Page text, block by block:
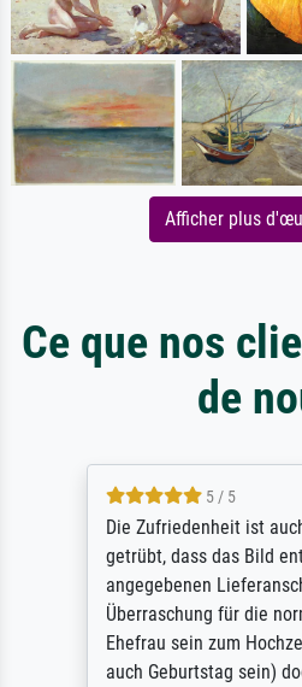
Afficher plus
Ce que nos
de
5 / 5
Die Zufriedenheit ist
getrübt, dass das Bild
angegebenen
Überraschung für die
Ehefrau sein zum
auch Geburtstag sein)